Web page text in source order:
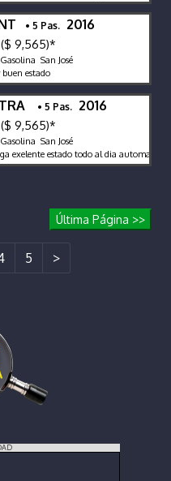
• 5 Pas. 2016
($ 9,565)*
San José
estado
• 5 Pas. 2016
($ 9,565)*
San José
exelente estado todo al dia automatico
Última Página >>
5 >